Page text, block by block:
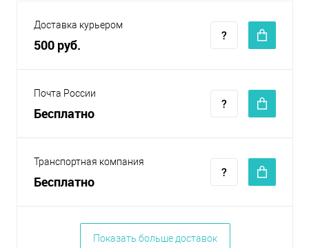
Доставка курьером
500 руб.
Почта России
Бесплатно
Транспортная компания
Бесплатно
Показать больше доставок